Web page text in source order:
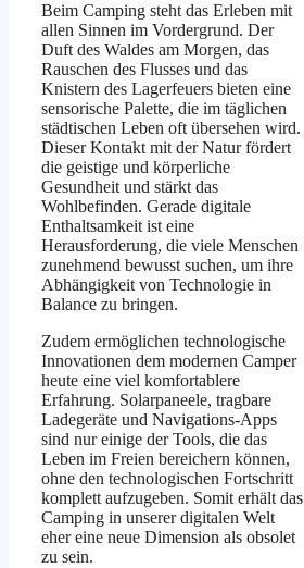
Beim Camping steht das Erleben mit
allen Sinnen im Vordergrund. Der
Duft des Waldes am Morgen, das
Rauschen des Flusses und das
Knistern des Lagerfeuers bieten eine
sensorische Palette, die im täglichen
städtischen Leben oft übersehen wird.
Dieser Kontakt mit der Natur fördert
die geistige und körperliche
Gesundheit und stärkt das
Wohlbefinden. Gerade digitale
Enthaltsamkeit ist eine
Herausforderung, die viele Menschen
zunehmend bewusst suchen, um ihre
Abhängigkeit von Technologie in
Balance zu bringen.
Zudem ermöglichen technologische
Innovationen dem modernen Camper
heute eine viel komfortablere
Erfahrung. Solarpaneele, tragbare
Ladegeräte und Navigations-Apps
sind nur einige der Tools, die das
Leben im Freien bereichern können,
ohne den technologischen Fortschritt
komplett aufzugeben. Somit erhält das
Camping in unserer digitalen Welt
eher eine neue Dimension als obsolet
zu sein.